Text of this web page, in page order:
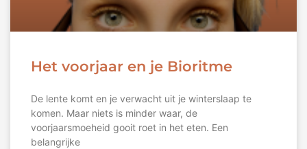
Het voorjaar en je Bioritme
De lente komt en je verwacht uit je winterslaap te
komen. Maar niets is minder waar, de
voorjaarsmoeheid gooit roet in het eten. Een
belangrijke